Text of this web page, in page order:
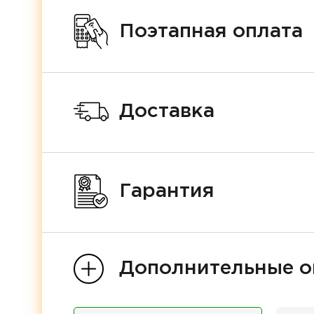
Поэтапная оплата
Доставка
Гарантия
Дополнительные